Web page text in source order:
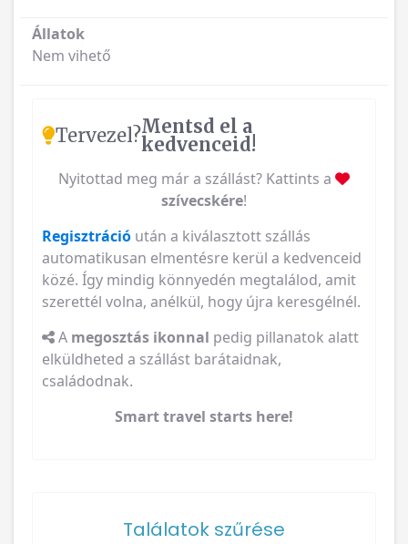
Állatok
Nem vihető
Tervezel?Mentsd el a
kedvenceid!
Nyitottad meg már a szállást? Kattints a
szívecskére!
Regisztráció után a kiválasztott szállás
automatikusan elmentésre kerül a kedvenceid
közé. Így mindig könnyedén megtalálod, amit
szerettél volna, anélkül, hogy újra keresgélnél.
A megosztás ikonnal pedig pillanatok alatt
elküldheted a szállást barátaidnak,
családodnak.
Smart travel starts here!
Találatok szűrése